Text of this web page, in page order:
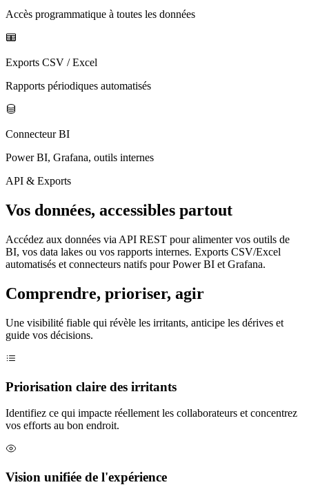
Accès programmatique à toutes les données
Exports CSV / Excel
Rapports périodiques automatisés
Connecteur BI
Power BI, Grafana, outils internes
API & Exports
Vos données, accessibles partout
Accédez aux données via API REST pour alimenter vos outils de
BI, vos data lakes ou vos rapports internes. Exports CSV/Excel
automatisés et connecteurs natifs pour Power BI et Grafana.
Comprendre, prioriser, agir
Une visibilité fiable qui révèle les irritants, anticipe les dérives et
guide vos décisions.
Priorisation claire des irritants
Identifiez ce qui impacte réellement les collaborateurs et concentrez
vos efforts au bon endroit.
Vision unifiée de l'expérience